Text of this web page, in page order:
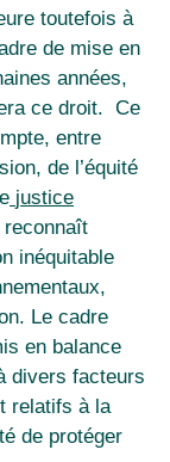
toutefois à
de mise en
années,
ce droit. Ce
entre
de l’équité
justice
reconnaît
inéquitable
Le cadre
en balance
divers facteurs
relatifs à la
de protéger